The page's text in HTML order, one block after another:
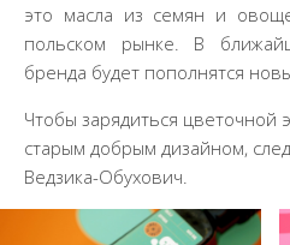
это масла из семян и
польском рынке. В
бренда будет пополнятся
Чтобы зарядиться цветочной
старым добрым дизайном,
Ведзика-Обухович.